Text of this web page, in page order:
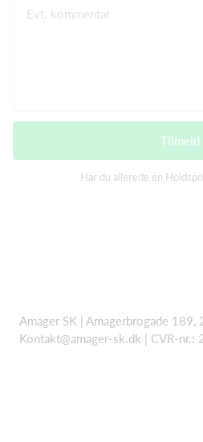
Evt. kommentar
Tilmeld
Har du allerede en
Amager SK | Amagerbrogade 189,
Kontakt@amager-sk.dk | CVR-nr.: